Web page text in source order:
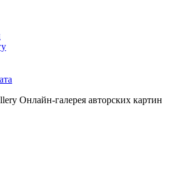
Онлайн-галерея авторских картин